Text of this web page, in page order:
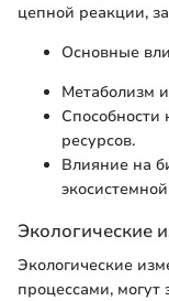
цепной реакции,
Основные
Метаболизм
ресурсов.
Влияние на
Экологические
Экологические
процессами, могут